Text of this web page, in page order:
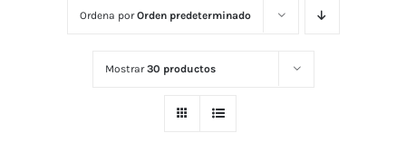
Ordena porOrden predeterminado
Mostrar30 productos